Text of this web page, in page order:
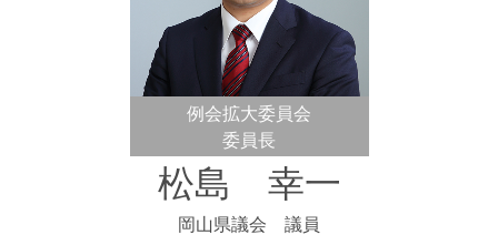
例会拡大委員会
委員長
松島 幸一
岡山県議会 議員